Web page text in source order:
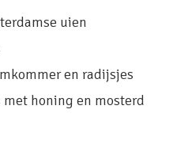
uien
en radijsjes
honing en mosterd